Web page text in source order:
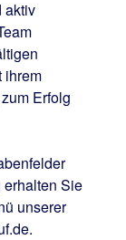
aktiv
ihrem
Erfolg
Sie
unserer